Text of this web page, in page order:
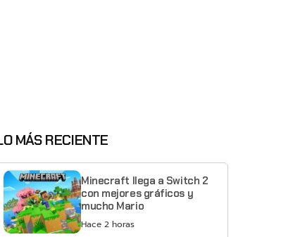
MÁS RECIENTE
Minecraft llega a Switch 2
con mejores gráficos y
mucho Mario
Hace 2 horas